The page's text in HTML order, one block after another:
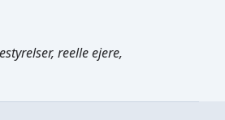
reelle ejere,